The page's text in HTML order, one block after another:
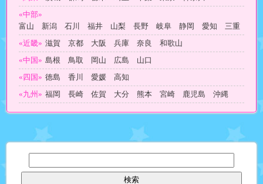
«中部»
富山 新潟 石川 福井 山梨 長野 岐阜 静岡 愛知 三重
«近畿» 滋賀 京都 大阪 兵庫 奈良 和歌山
«中国» 島根 鳥取 岡山 広島 山口
«四国» 徳島 香川 愛媛 高知
«九州» 福岡 長崎 佐賀 大分 熊本 宮崎 鹿児島 沖縄